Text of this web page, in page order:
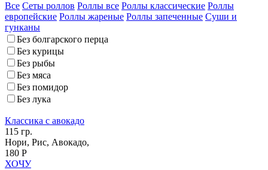
Все Сеты роллов Роллы все Роллы классические Роллы
европейские Роллы жареные Роллы запеченные Суши и
гунканы
Без болгарского перца
Без курицы
Без рыбы
Без мяса
Без помидор
Без лука
Классика с авокадо
115 гр.
Нори, Рис, Авокадо,
180 Р
ХОЧУ